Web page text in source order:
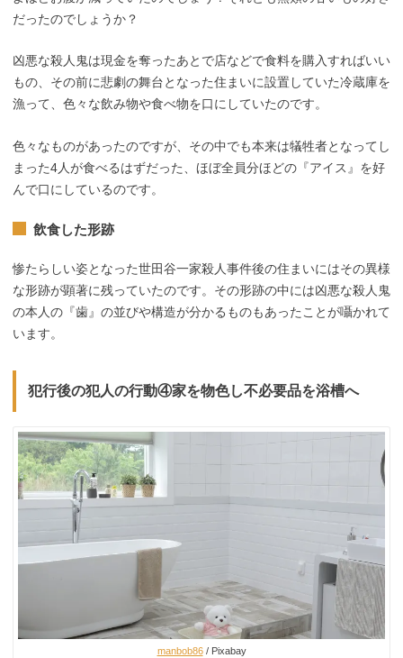
だったのでしょうか？
凶悪な殺人鬼は現金を奪ったあとで店などで食料を購入すればいい
もの、その前に悲劇の舞台となった住まいに設置していた冷蔵庫を
漁って、色々な飲み物や食べ物を口にしていたのです。
色々なものがあったのですが、その中でも本来は犠牲者となってし
まった4人が食べるはずだった、ほぼ全員分ほどの『アイス』を好
んで口にしているのです。
飲食した形跡
惨たらしい姿となった世田谷一家殺人事件後の住まいにはその異様
な形跡が顕著に残っていたのです。その形跡の中には凶悪な殺人鬼
の本人の『歯』の並びや構造が分かるものもあったことが囁かれて
います。
犯行後の犯人の行動④家を物色し不必要品を浴槽へ
manbob86/ Pixabay